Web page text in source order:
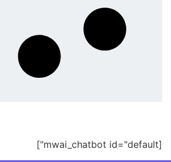
[mwai_chatbot id="default"]